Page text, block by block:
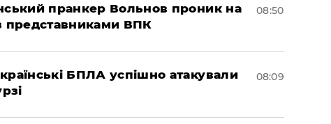
пранкер Вольнов проник на
представниками ВПК
08:50
БПЛА успішно атакували
08:09